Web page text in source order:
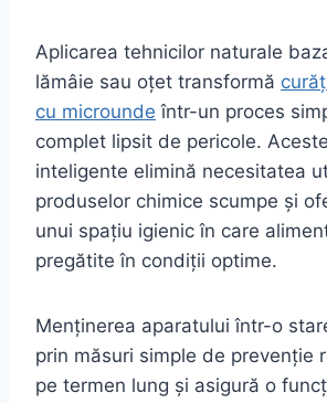
Aplicarea tehnicilor naturale
lămâie sau oțet transformă
cu microunde într-un proces
complet lipsit de pericole.
inteligente elimină necesitatea
produselor chimice scumpe și
unui spațiu igienic în care
pregătite în condiții optime.
Menținerea aparatului într-o
prin măsuri simple de prevenție
pe termen lung și asigură o